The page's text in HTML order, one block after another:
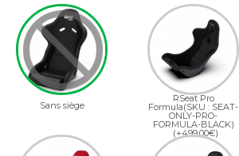
Sans siège
RSeat Pro
Formula(SKU : SEAT-
ONLY-PRO-
FORMULA-BLACK)
(+499.00€)